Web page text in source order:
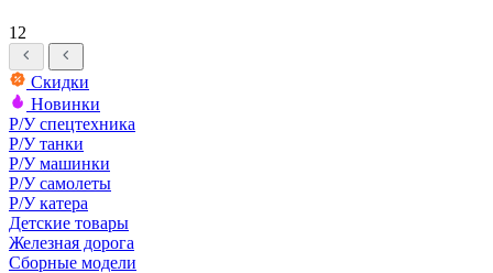
12
Скидки
Новинки
Р/У спецтехника
Р/У танки
Р/У машинки
Р/У самолеты
Р/У катера
Детские товары
Железная дорога
Сборные модели